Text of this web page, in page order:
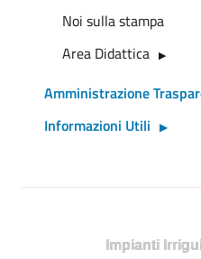
Noi sulla stampa
Area Didattica
Amministrazione
Informazioni Utili
Impianti